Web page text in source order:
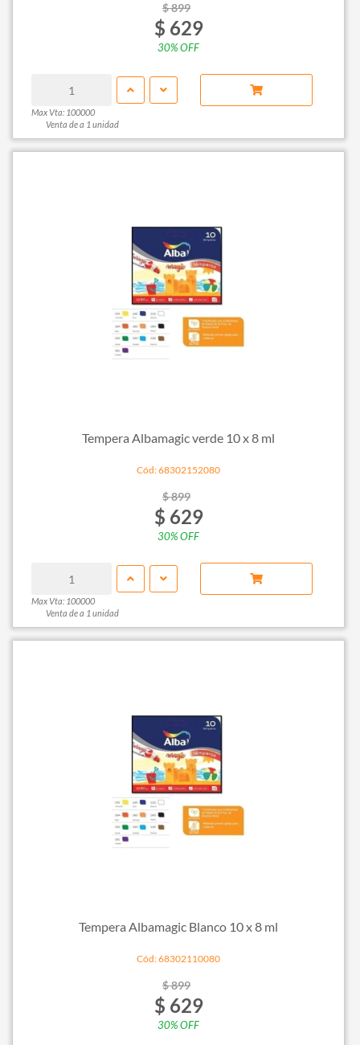
$ 899
$ 629
30% OFF
Max Vta: 100000
Venta de a 1 unidad
Tempera Albamagic verde 10 x 8 ml
Cód: 68302152080
$ 899
$ 629
30% OFF
Max Vta: 100000
Venta de a 1 unidad
Tempera Albamagic Blanco 10 x 8 ml
Cód: 68302110080
$ 899
$ 629
30% OFF